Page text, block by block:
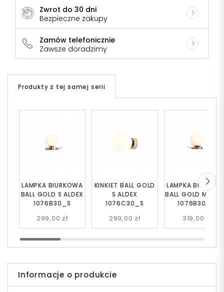
Zwrot do 30 dni
Bezpieczne zakupy
Zamów telefonicznie
Zawsze doradzimy
Produkty z tej samej serii
LAMPKA
BALL GOLD M
1076B30_M
319,00 zł
LAMPKA BIURKOWA
BALL GOLD S ALDEX
1076B30_S
299,00 zł
KINKIET BALL GOLD
S ALDEX
1076C30_S
299,00 zł
Informacje o produkcie